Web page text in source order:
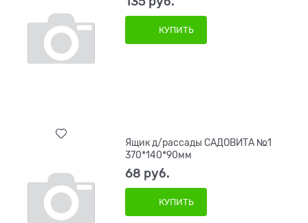
КУПИТЬ
Ящик д/рассады САДОВИТА №1
370*140*90мм
68 руб.
КУПИТЬ